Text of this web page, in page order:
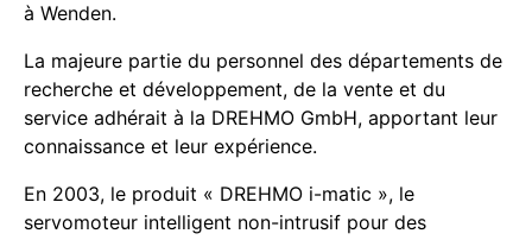
à Wenden.
La majeure partie du personnel des départements de
recherche et développement, de la vente et du
service adhérait à la DREHMO GmbH, apportant leur
connaissance et leur expérience.
En 2003, le produit « DREHMO i-matic », le
servomoteur intelligent non-intrusif pour des